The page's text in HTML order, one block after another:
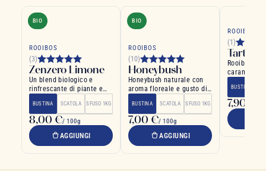
BIO
ROOIBOS
(3)
Zenzero Limone
Un blend biologico e
rinfrescante di piante e
BUSTINA SCATOLA SFUSO 1KG
8,00 €/ 100g
AGGIUNGI
BIO
ROOIBOS
(10)
Honeybush
Honeybush naturale con
aroma floreale e gusto di
BUSTINA SCATOLA SFUSO 1KG
7,00 €/ 100g
AGGIUNGI
ROOIBOS
(1)
Tarte
Rooibos
caramello
BUSTINA
7,90 €